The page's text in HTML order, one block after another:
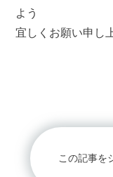
よう
宜しくお願い申し
この記事を